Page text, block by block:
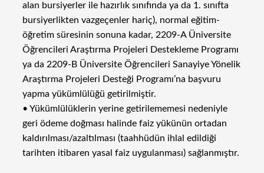
alan bursiyerler ile hazırlık sınıfında ya da 1. sınıfta
bursiyerlikten vazgeçenler hariç), normal eğitim-
öğretim süresinin sonuna kadar, 2209-A Üniversite
Öğrencileri Araştırma Projeleri Destekleme Programı
ya da 2209-B Üniversite Öğrencileri Sanayiye Yönelik
Araştırma Projeleri Desteği Programı’na başvuru
yapma yükümlülüğü getirilmiştir.
• Yükümlülüklerin yerine getirilememesi nedeniyle
geri ödeme doğması halinde faiz yükünün ortadan
kaldırılması/azaltılması (taahhüdün ihlal edildiği
tarihten itibaren yasal faiz uygulanması) sağlanmıştır.